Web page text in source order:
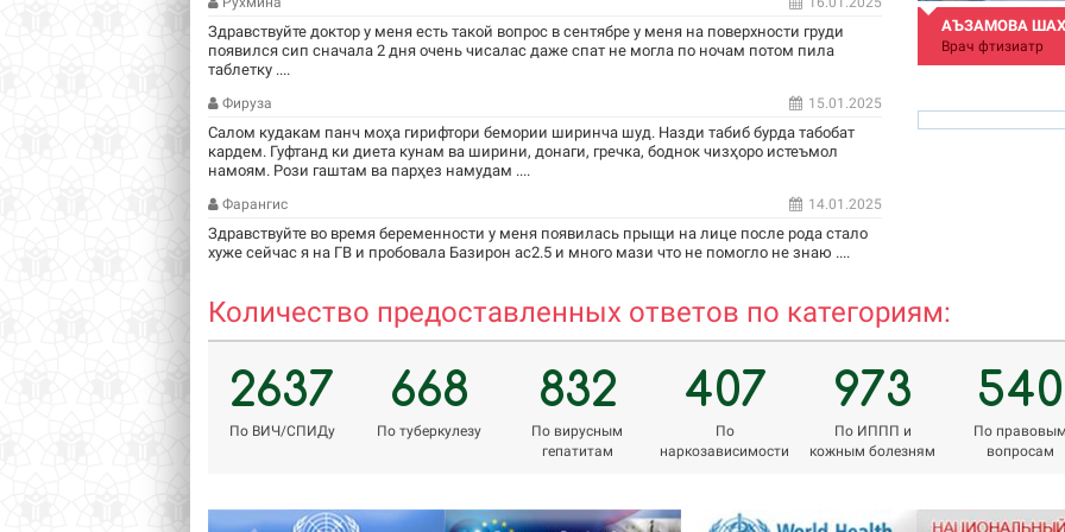
Здравствуйте доктор у меня есть такой вопрос в сентябре у меня на поверхности груди
появился сип сначала 2 дня очень чисалас даже спат не могла по ночам потом пила
таблетку ....
Фируза 15.01.2025
Салом кудакам панч моҳа гирифтори бемории ширинча шуд. Назди табиб бурда табобат
кардем. Гуфтанд ки диета кунам ва ширини, донаги, гречка, боднок чизҳоро истеъмол
намоям. Рози гаштам ва парҳез намудам ....
Фарангис 14.01.2025
Здравствуйте во время беременности у меня появилась прыщи на лице после рода стало
хуже сейчас я на ГВ и пробовала Базирон ас2.5 и много мази что не помогло не знаю ....
АЪЗАМОВА
Врач фтизиатр
Количество предоставленных ответов по категориям:
2637
По ВИЧ/СПИДу
668
По туберкулезу
832
По вирусным
гепатитам
407
По
наркозависимости
973
По ИППП и
кожным болезням
540
По правовым
вопросам